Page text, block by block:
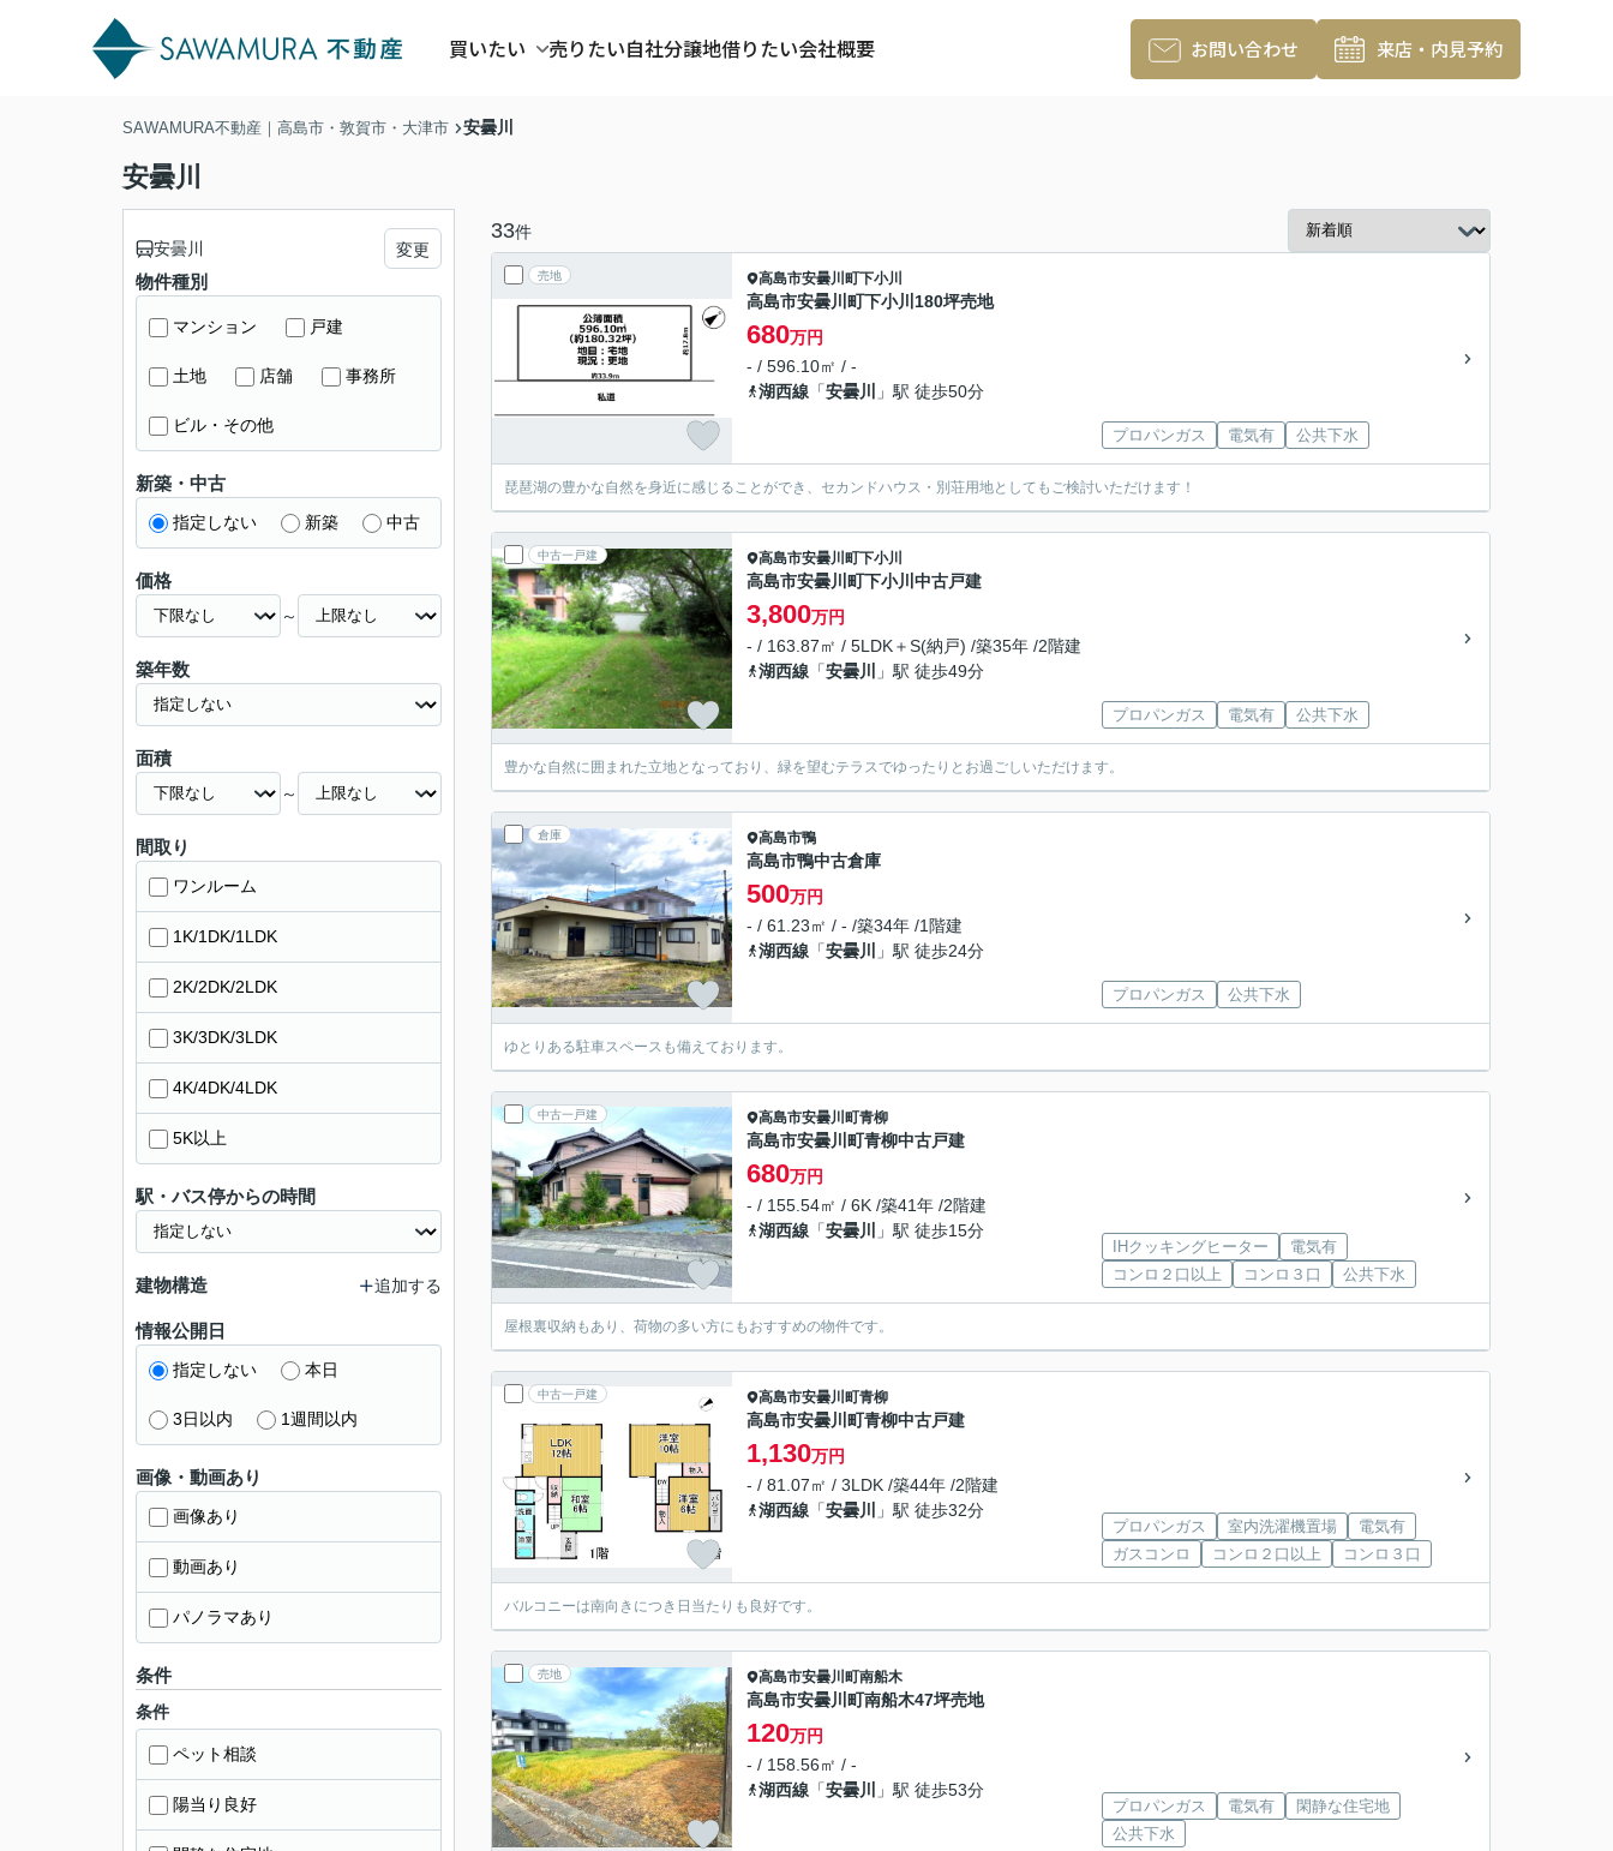
買いたい 売りたい自社分譲地借りたい会社概要 お問い合わせ 来店・内見予約
SAWAMURA不動産｜高島市・敦賀市・大津市 安曇川
安曇川
33件
売地 高島市安曇川町下小川
高島市安曇川町下小川180坪売地
680万円
- / 596.10㎡ / -
湖西線 「安曇川 」駅 徒歩50分
プロパンガス 電気有 公共下水
琵琶湖の豊かな自然を身近に感じることができ、セカンドハウス・別荘用地としてもご検討いただけます！
中古一戸建 高島市安曇川町下小川
高島市安曇川町下小川中古戸建
3,800万円
- / 163.87㎡ / 5LDK＋S(納戸) /築35年 /2階建
湖西線 「安曇川 」駅 徒歩49分
プロパンガス 電気有 公共下水
豊かな自然に囲まれた立地となっており、緑を望むテラスでゆったりとお過ごしいただけます。
倉庫 高島市鴨
高島市鴨中古倉庫
500万円
- / 61.23㎡ / - /築34年 /1階建
湖西線 「安曇川 」駅 徒歩24分
プロパンガス 公共下水
ゆとりある駐車スペースも備えております。
中古一戸建 高島市安曇川町青柳
高島市安曇川町青柳中古戸建
680万円
- / 155.54㎡ / 6K /築41年 /2階建
湖西線 「安曇川 」駅 徒歩15分
IHクッキングヒーター
電気有
コンロ２口以上
コンロ３口 公共下水
屋根裏収納もあり、荷物の多い方にもおすすめの物件です。
中古一戸建 高島市安曇川町青柳
高島市安曇川町青柳中古戸建
1,130万円
- / 81.07㎡ / 3LDK /築44年 /2階建
湖西線 「安曇川 」駅 徒歩32分
プロパンガス 室内洗濯機置場
電気有
ガスコンロ
コンロ２口以上 コンロ３口
バルコニーは南向きにつき日当たりも良好です。
売地 高島市安曇川町南船木
高島市安曇川町南船木47坪売地
120万円
- / 158.56㎡ / -
湖西線 「安曇川 」駅 徒歩53分
プロパンガス 電気有
閑静な住宅地
公共下水
安曇川 変更
物件種別
マンション 戸建
土地 店舗 事務所
ビル・その他
新築・中古
指定しない 新築 中古
価格
～
築年数
面積
～
間取り
ワンルーム
1K/1DK/1LDK
2K/2DK/2LDK
3K/3DK/3LDK
4K/4DK/4LDK
5K以上
駅・バス停からの時間
建物構造 追加する
情報公開日
指定しない 本日
3日以内 1週間以内
画像・動画あり
画像あり
動画あり
パノラマあり
条件
条件
ペット相談
陽当り良好